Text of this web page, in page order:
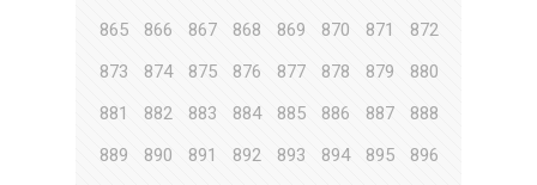
865
866 867 868 869 870 871
872
873
874 875 876 877 878 879
880
881
882 883 884 885 886 887
888
889
890 891 892 893 894 895
896